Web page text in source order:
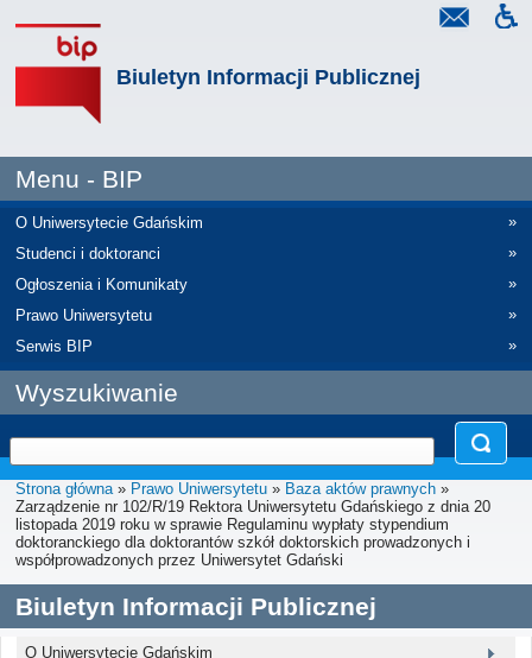
Biuletyn Informacji Publicznej
Menu - BIP
O Uniwersytecie Gdańskim
»
Studenci i doktoranci
»
Ogłoszenia i Komunikaty
»
Prawo Uniwersytetu
»
Serwis BIP
»
Wyszukiwanie
Strona główna» Prawo Uniwersytetu » Baza aktów prawnych »
Zarządzenie nr 102/R/19 Rektora Uniwersytetu Gdańskiego z dnia 20
listopada 2019 roku w sprawie Regulaminu wypłaty stypendium
doktoranckiego dla doktorantów szkół doktorskich prowadzonych i
współprowadzonych przez Uniwersytet Gdański
Biuletyn Informacji Publicznej
O Uniwersytecie Gdańskim